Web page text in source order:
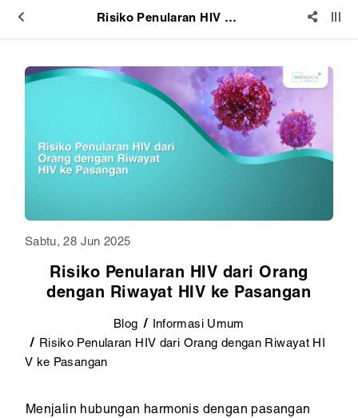
Risiko Penularan HIV dari Orang dengan Riwayat HIV ke Pasangan
Sabtu, 28 Jun 2025
Risiko Penularan HIV dari Orang
dengan Riwayat HIV ke Pasangan
Blog
Informasi Umum
Risiko Penularan HIV dari Orang dengan Riwayat HI
V ke Pasangan
Menjalin hubungan harmonis dengan pasangan